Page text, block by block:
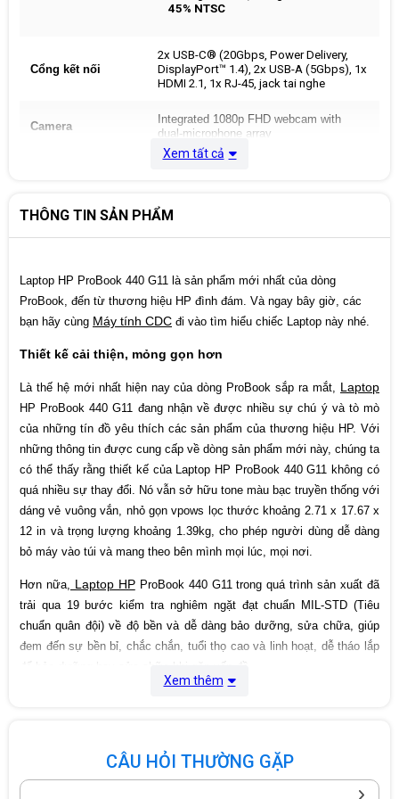
45% NTSC
Cổng kết nối
2x USB-C® (20Gbps, Power Delivery,
DisplayPort™ 1.4), 2x USB-A (5Gbps), 1x
HDMI 2.1, 1x RJ-45, jack tai nghe
Camera
Integrated 1080p FHD webcam with
dual-microphone array
Hệ điều hành Windows 11
Màu sắc Silver
Kích thước 2.71 x 17.67 x 12 in
Cân nặng 1.39 Kg
Xuất xứ China
Bảo hành 12 Tháng
Xem tất cả
THÔNG TIN SẢN PHẨM
Laptop HP ProBook 440 G11 là sản phẩm mới nhất của dòng
ProBook, đến từ thương hiệu HP đình đám. Và ngay bây giờ, các
bạn hãy cùng Máy tính CDC đi vào tìm hiểu chiếc Laptop này nhé.
Thiết kế cải thiện, mỏng gọn hơn
Là thế hệ mới nhất hiện nay của dòng ProBook sắp ra mắt, Laptop
HP ProBook 440 G11 đang nhận về được nhiều sự chú ý và tò mò
của những tín đồ yêu thích các sản phẩm của thương hiệu HP. Với
những thông tin được cung cấp về dòng sản phẩm mới này, chúng ta
có thể thấy rằng thiết kế của Laptop HP ProBook 440 G11 không có
quá nhiều sự thay đổi. Nó vẫn sở hữu tone màu bạc truyền thống với
dáng vẻ vuông vắn, nhỏ gọn vpows lọc thước khoảng 2.71 x 17.67 x
12 in và trọng lượng khoảng 1.39kg, cho phép người dùng dễ dàng
bỏ máy vào túi và mang theo bên mình mọi lúc, mọi nơi.
Hơn nữa, Laptop HPProBook 440 G11 trong quá trình sản xuất đã
trải qua 19 bước kiểm tra nghiêm ngặt đạt chuẩn MIL-STD (Tiêu
chuẩn quân đội) về độ bền và dễ dàng bảo dưỡng, sửa chữa, giúp
đem đến sự bền bỉ, chắc chắn, tuổi thọ cao và linh hoạt, dễ tháo lắp
5 - dòng CPU mới nhất của Intel, được ra mắt vào năm 2024 với
nhiều cải tiến vượt trội so với thế hệ trước. Dòng chip này được
Xem thêm
CÂU HỎI THƯỜNG GẶP